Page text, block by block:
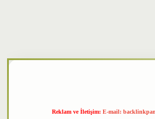
Reklam ve İletişim: E-mail: